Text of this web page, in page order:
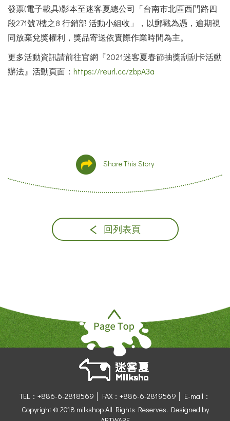
發票(電子載具)影本至迷客夏總公司「台南市北區西門路四
段271號7樓之8 行銷部 活動小組收」，以郵戳為憑，逾期視
同放棄兌獎權利，獎品寄送依實際作業時間為主。
更多活動資訊請前往官網『2021迷客夏春節抽獎刮刮卡活動
辦法』活動頁面： https://reurl.cc/zbpA3a
Share This Story
回列表頁
TEL：+886-6-2818569 │ FAX：+886-6-2819569 │
E-mail：
Copyright © 2018 milkshop All Rights Reserves. Designed by